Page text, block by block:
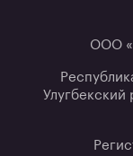
ООО
Улугбекский